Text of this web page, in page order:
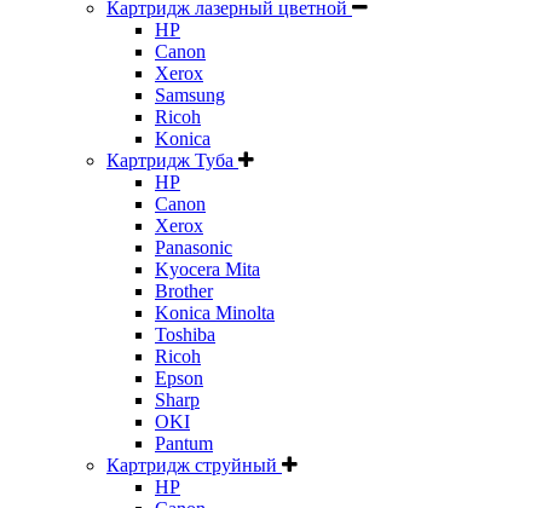
Картридж лазерный цветной
HP
Canon
Xerox
Samsung
Ricoh
Konica
Картридж Туба
HP
Canon
Xerox
Panasonic
Kyocera Mita
Brother
Konica Minolta
Toshiba
Ricoh
Epson
Sharp
OKI
Pantum
Картридж струйный
HP